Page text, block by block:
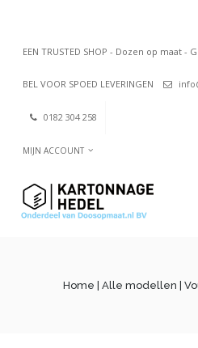
EEN TRUSTED SHOP - Dozen op maat -
BEL VOOR SPOED LEVERINGEN
0182 304 258
MIJN ACCOUNT
Home Alle modellen |